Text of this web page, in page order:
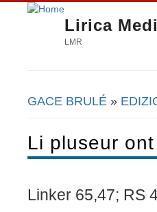
Lirica
LMR
Tu sei qui
GACE BRULÉ »
Li pluseur
Linker 65,47; RS